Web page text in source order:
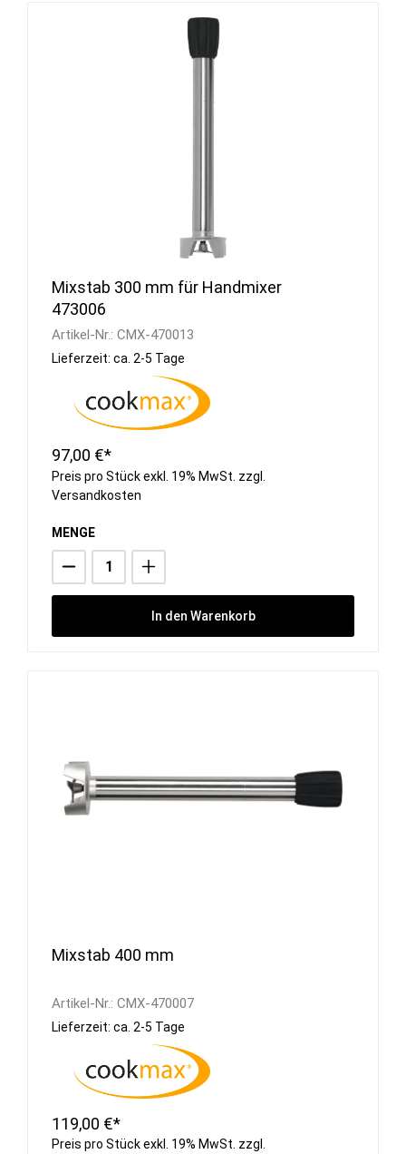
Mixstab 300 mm für Handmixer
473006
Artikel-Nr.: CMX-470013
Lieferzeit: ca. 2-5 Tage
97,00 €*
Preis pro Stück exkl. 19% MwSt. zzgl.
Versandkosten
MENGE
In den Warenkorb
Mixstab 400 mm
Artikel-Nr.: CMX-470007
Lieferzeit: ca. 2-5 Tage
119,00 €*
Preis pro Stück exkl. 19% MwSt. zzgl.